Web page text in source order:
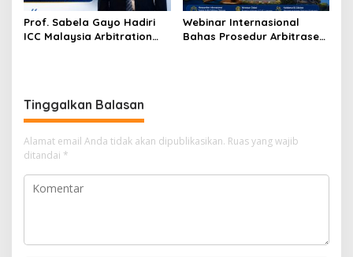
Prof. Sabela Gayo Hadiri
ICC Malaysia Arbitration
Webinar Internasional
Bahas Prosedur Arbitrase
Tinggalkan Balasan
Alamat email Anda tidak akan dipublikasikan. Ruas yang wajib
ditandai *